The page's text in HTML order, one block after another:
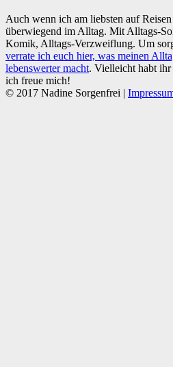
Auch wenn ich am liebsten auf
überwiegend im Alltag. Mit Alltags-
Komik, Alltags-Verzweiflung. Um
verrate ich euch hier, was meinen
lebenswerter macht. Vielleicht habt ihr
ich freue mich!
© 2017 Nadine Sorgenfrei |